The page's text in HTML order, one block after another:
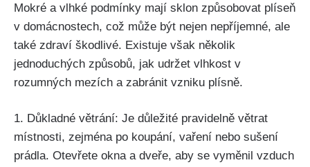
Mokré a ⁤vlhké podmínky mají ⁣sklon způsobovat plíseň
v domácnostech, což může být nejen nepříjemné, ‍ale
také zdraví škodlivé. Existuje⁤ však několik
jednoduchých⁤ způsobů, jak udržet ⁣vlhkost v
rozumných mezích a zabránit vzniku plísně.
1. Důkladné větrání: Je důležité pravidelně větrat
místnosti, zejména po koupání, vaření nebo sušení
prádla. Otevřete okna a dveře, aby se⁣ vyměnil ⁣vzduch